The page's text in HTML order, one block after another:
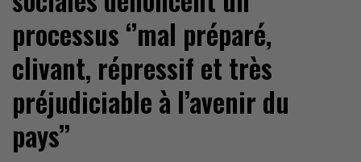
processus ‘’mal préparé,
clivant, répressif et très
préjudiciable à l’avenir du
pays’’